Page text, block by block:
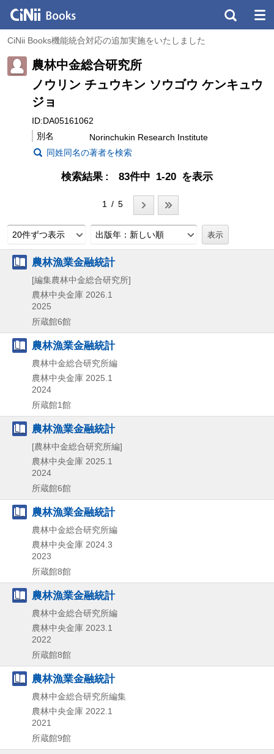
CiNii Books機能統合対応の追加実施をいたしました
農林中金総合研究所
ノウリン チュウキン ソウゴウ ケンキュウ
ジョ
ID:DA05161062
別名
Norinchukin Research Institute
同姓同名の著者を検索
検索結果 83件中 1-20 を表示
1 / 5
20件ずつ表示 出版年：新しい順
農林漁業金融統計
[編集農林中金総合研究所]
農林中央金庫 2026.1
2025
所蔵館6館
農林漁業金融統計
農林中金総合研究所編
農林中央金庫 2025.1
2024
所蔵館1館
農林漁業金融統計
[農林中金総合研究所編]
農林中央金庫 2025.1
2024
所蔵館6館
農林漁業金融統計
農林中金総合研究所編
農林中央金庫 2024.3
2023
所蔵館8館
農林漁業金融統計
農林中金総合研究所編
農林中央金庫 2023.1
2022
所蔵館8館
農林漁業金融統計
農林中金総合研究所編集
農林中央金庫 2022.1
2021
所蔵館9館